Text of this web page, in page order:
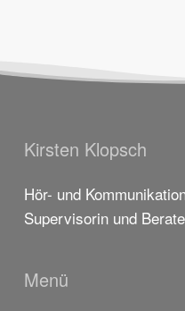
Kirsten Klopsch
Hör- und
Supervisorin und
Menü